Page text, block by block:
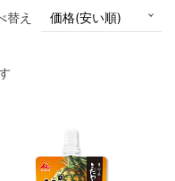
替え